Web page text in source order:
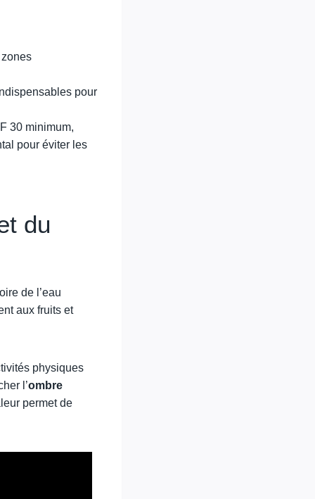
pour
30 minimum,
pour éviter les
du
de l’eau
aux fruits et
physiques
l’ombre
permet de